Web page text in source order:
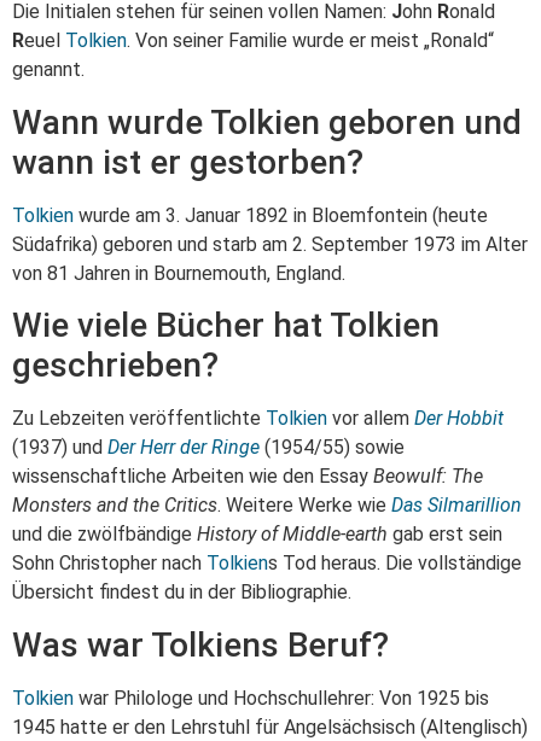
Die Initialen stehen für seinen vollen Namen: John Ronald
Reuel Tolkien. Von seiner Familie wurde er meist „Ronald“
genannt.
Wann wurde Tolkien geboren und
wann ist er gestorben?
Tolkien wurde am 3. Januar 1892 in Bloemfontein (heute
Südafrika) geboren und starb am 2. September 1973 im Alter
von 81 Jahren in Bournemouth, England.
Wie viele Bücher hat Tolkien
geschrieben?
Zu Lebzeiten veröffentlichte Tolkien vor allem Der Hobbit
(1937) und Der Herr der Ringe (1954/55) sowie
wissenschaftliche Arbeiten wie den Essay Beowulf: The
Monsters and the Critics. Weitere Werke wie Das Silmarillion
und die zwölfbändige History of Middle-earth gab erst sein
Sohn Christopher nach Tolkiens Tod heraus. Die vollständige
Übersicht findest du in der Bibliographie.
Was war Tolkiens Beruf?
Tolkien war Philologe und Hochschullehrer: Von 1925 bis
1945 hatte er den Lehrstuhl für Angelsächsisch (Altenglisch)